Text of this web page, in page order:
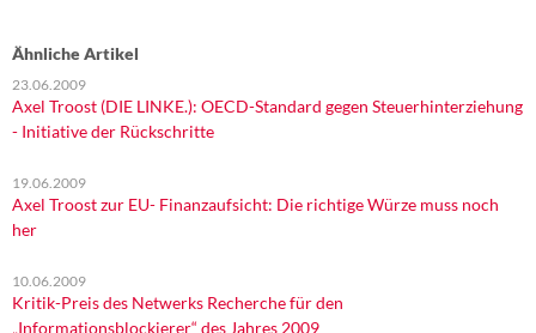
Rosa-Luxemburg-Stiftung
Über mich
Ähnliche Artikel
23.06.2009
Axel Troost (DIE LINKE.): OECD-Standard gegen Steuerhinterziehung
- Initiative der Rückschritte
19.06.2009
Axel Troost zur EU- Finanzaufsicht: Die richtige Würze muss noch
her
10.06.2009
Kritik-Preis des Netwerks Recherche für den
„Informationsblockierer“ des Jahres 2009